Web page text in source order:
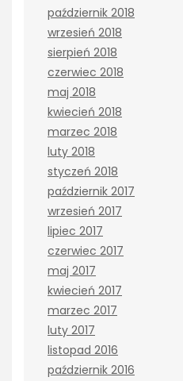
październik 2018
wrzesień 2018
sierpień 2018
czerwiec 2018
maj 2018
kwiecień 2018
marzec 2018
luty 2018
styczeń 2018
październik 2017
wrzesień 2017
lipiec 2017
czerwiec 2017
maj 2017
kwiecień 2017
marzec 2017
luty 2017
listopad 2016
październik 2016